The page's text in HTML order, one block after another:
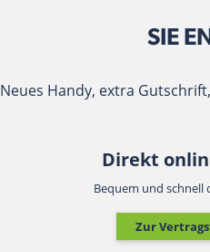
SIE
Neues Handy, extra
Direkt
Bequem und schnell
Zur